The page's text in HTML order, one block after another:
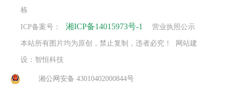
栋
ICP备案号： 湘ICP备14015973号-1 营业执照公示
本站所有图片均为原创，禁止复制，违者必究！ 网站建
设：智恒科技
湘公网安备 43010402000844号